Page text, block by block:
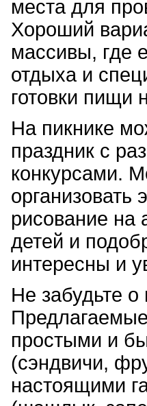
места для
Хороший
массивы, где
отдыха и
готовки пищи
На пикнике
праздник с
конкурсами.
рисование на
детей и
интересны и
Не забудьте о
простыми и
(сэндвичи,
настоящими